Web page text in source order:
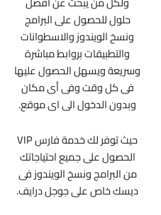
حلول للحصول على البرامج
ونسخ الويندوز والاسطوانات
والتطبيقات بروابط مباشرة
وسريعة ويسهل الحصول عليها
فى كل وقت وفى أى مكان
وبدون الدخول الى اى موقع.
حيث توفر لك خدمة فارس VIP
الحصول على جميع احتياجاتك
من البرامج ونسخ الويندوز فى
ديسك خاص على جوجل درايف.